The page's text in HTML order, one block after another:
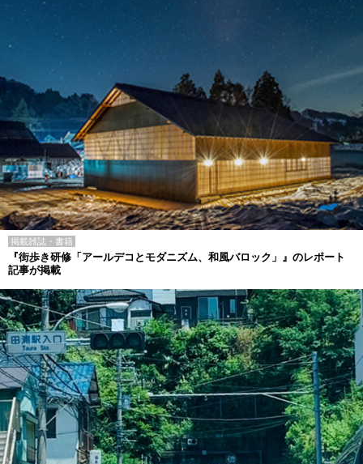
掲載雑誌・書籍
『街歩き研修「アールデコとモダニズム、和風バロック」』のレポート
記事が掲載